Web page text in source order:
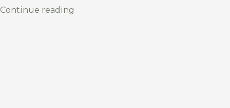
Continue reading